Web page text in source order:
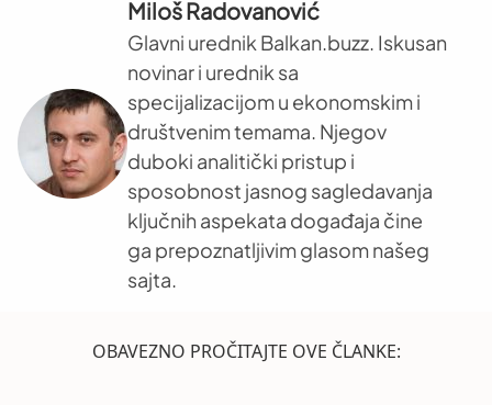
Miloš Radovanović
Glavni urednik Balkan.buzz. Iskusan
novinar i urednik sa
specijalizacijom u ekonomskim i
društvenim temama. Njegov
duboki analitički pristup i
sposobnost jasnog sagledavanja
ključnih aspekata događaja čine
ga prepoznatljivim glasom našeg
sajta.
OBAVEZNO PROČITAJTE OVE ČLANKE: